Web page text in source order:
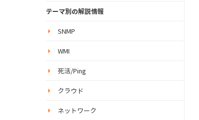
テーマ別の解説情報
SNMP
WMI
死活/Ping
クラウド
ネットワーク